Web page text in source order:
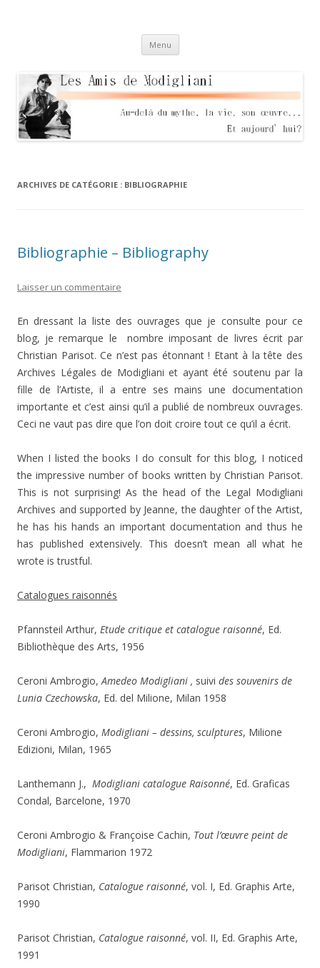
Menu Aller
contenu
ARCHIVES DE CATÉGORIE : BIBLIOGRAPHIE
Bibliographie – Bibliography
Laisser un commentaire
En dressant la liste des ouvrages que je consulte pour ce
blog, je remarque le nombre imposant de livres écrit par
Christian Parisot. Ce n’est pas étonnant ! Etant à la tête des
Archives Légales de Modigliani et ayant été soutenu par la
fille de l’Artiste, il a entre ses mains une documentation
importante et c’est ainsi qu’il a publié de nombreux ouvrages.
Ceci ne vaut pas dire que l’on doit croire tout ce qu’il a écrit.
When I listed the books I do consult for this blog, I noticed
the impressive number of books written by Christian Parisot.
This is not surprising! As the head of the Legal Modigliani
Archives and supported by Jeanne, the daughter of the Artist,
he has his hands an important documentation and thus he
has published extensively. This doesn’t mean all what he
wrote is trustful.
Catalogues raisonnés
Pfannsteil Arthur, Etude critique et catalogue raisonné, Ed.
Bibliothèque des Arts, 1956
Ceroni Ambrogio,Amedeo Modigliani , suivi des souvenirs de
Lunia Czechowska, Ed. del Milione, Milan 1958
Ceroni Ambrogio, Modigliani – dessins, sculptures, Milione
Edizioni, Milan, 1965
Lanthemann J., Modigliani catalogue Raisonné, Ed. Graficas
Condal, Barcelone, 1970
Ceroni Ambrogio & Françoise Cachin, Tout l’œuvre peint de
Modigliani, Flammarion 1972
Parisot Christian, Catalogue raisonné, vol. I, Ed. Graphis Arte,
1990
Parisot Christian, Catalogue raisonné, vol. II, Ed. Graphis Arte,
1991